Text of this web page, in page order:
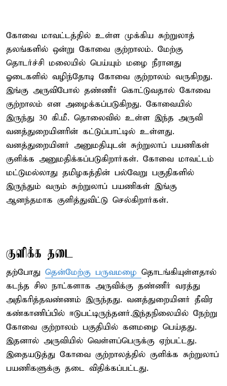
கோவை மாவட்டத்தில் உள்ள முக்கிய சுற்றுலாத்
தலங்களில் ஒன்று கோவை குற்றாலம். மேற்கு
தொடர்ச்சி மலையில் பெய்யும் மழை நீரானது
ஓடைகளில் வழிந்தோடி கோவை குற்றாலம் வருகிறது.
இங்கு அருவிபோல் தண்ணீர் கொட்டுவதால் கோவை
குற்றாலம் என அழைக்கப்படுகிறது. கோவையில்
இருந்து 30 கி.மீ. தொலைவில் உள்ள இந்த அருவி
வனத்துறையினரின் கட்டுப்பாட்டில் உள்ளது.
வனத்துறையினர் அனுமதியுடன் சுற்றுலாப் பயணிகள்
குளிக்க அனுமதிக்கப்படுகிறார்கள். கோவை மாவட்டம்
மட்டுமல்லாது தமிழகத்தின் பல்வேறு பகுதிகளில்
இருந்தும் வரும் சுற்றுலாப் பயணிகள் இங்கு
ஆனந்தமாக குளித்துவிட்டு செல்கிறார்கள்.
குளிக்க தடை
தற்போது தென்மேற்கு பருவமழை தொடங்கியுள்ளதால்
கடந்த சில நாட்களாக அருவிக்கு தண்ணீர் வரத்து
அதிகரித்தவண்ணம் இருந்தது. வனத்துறையினர் தீவிர
கண்காணிப்பில் ஈடுபட்டிருந்தனர்.இந்தநிலையில் நேற்று
கோவை குற்றாலம் பகுதியில் கனமழை பெய்தது.
இதனால் அருவியில் வெள்ளப்பெருக்கு ஏற்பட்டது.
இதையடுத்து கோவை குற்றாலத்தில் குளிக்க சுற்றுலாப்
பயணிகளுக்கு தடை விதிக்கப்பட்டது.